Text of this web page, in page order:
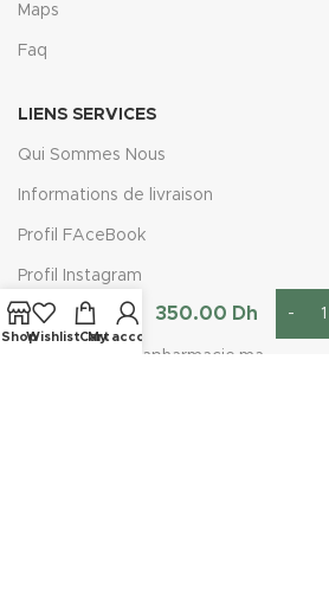
Maps
Faq
LIENS SERVICES
Qui Sommes Nous
Informations de livraison
Profil FAceBook
Profil Instagram
+212666232341
Contact@e-parapharmacie.ma
ShopWishlistCart
My account
Sérum
Anti
Taches
Exfoliant
350.00 Dh